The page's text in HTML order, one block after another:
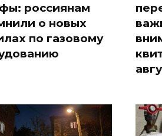
россиянам
о новых
по газовому